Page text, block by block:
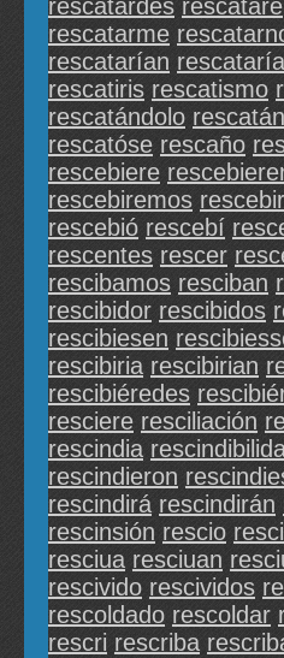
rescatardes rescatare
rescatarme
rescatarían
rescatiris rescatismo
rescatándolo
rescatóse rescaño
rescebiere
rescebiremos
rescebió rescebí
rescentes rescer
rescibamos resciban
rescibidor rescibidos
rescibiesen
rescibiria rescibirian
rescibiéredes
resciere resciliación
rescindia
rescindieron
rescindirá rescindirán
rescinsión rescio
resciua resciuan
rescivido rescividos
rescoldado rescoldar
rescri rescriba